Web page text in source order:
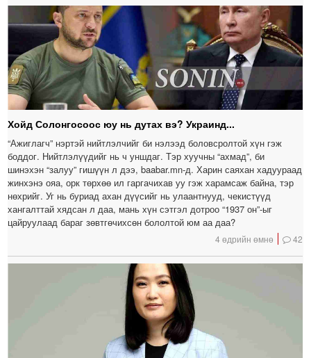
Хойд Солонгосоос юу нь дутах вэ? Украинд...
“Ажиглагч” нэртэй нийтлэлчийг би нэлээд боловсролтой хүн гэж
боддог. Нийтлэлүүдийг нь ч уншдаг. Тэр хуучны “ахмад”, би
шинэхэн “залуу” гишүүн л дээ, baabar.mn-д. Харин саяхан хадуураад
жинхэнэ ояа, орк төрхөө ил гаргачихав уу гэж харамсаж байна, тэр
нөхрийг. Уг нь буриад ахан дүүсийг нь улаантнууд, чекистүүд
хангалттай хядсан л даа, мань хүн сэтгэл дотроо “1937 он”-ыг
цайруулаад бараг зөвтгөчихсөн бололтой юм аа даа?
4 өдрийн өмнө 42